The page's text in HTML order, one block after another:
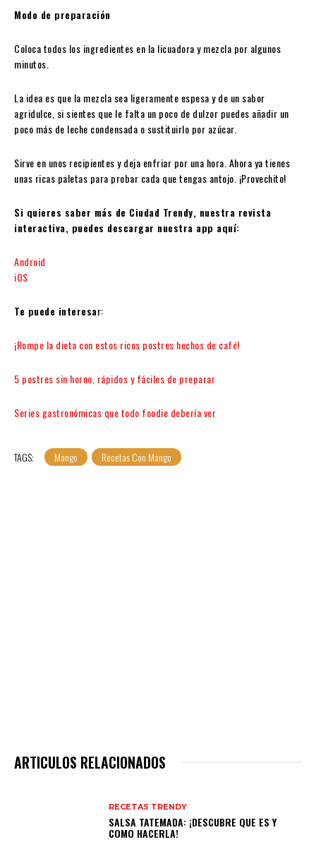
Modo de preparación
Coloca todos los ingredientes en la licuadora y mezcla por algunos
minutos.
La idea es que la mezcla sea ligeramente espesa y de un sabor
agridulce, si sientes que le falta un poco de dulzor puedes añadir un
poco más de leche condensada o sustituirlo por azúcar.
Sirve en unos recipientes y deja enfriar por una hora. Ahora ya tienes
unas ricas paletas para probar cada que tengas antojo. ¡Provechito!
Si quieres saber más de Ciudad Trendy, nuestra revista
interactiva, puedes descargar nuestra app aquí:
Android
iOS
Te puede interesar:
¡Rompe la dieta con estos ricos postres hechos de café!
5 postres sin horno, rápidos y fáciles de preparar
Series gastronómicas que todo foodie debería ver
TAGS: Mango Recetas Con Mango
ARTICULOS RELACIONADOS
RECETAS TRENDY
SALSA TATEMADA: ¡DESCUBRE QUE ES Y
COMO HACERLA!